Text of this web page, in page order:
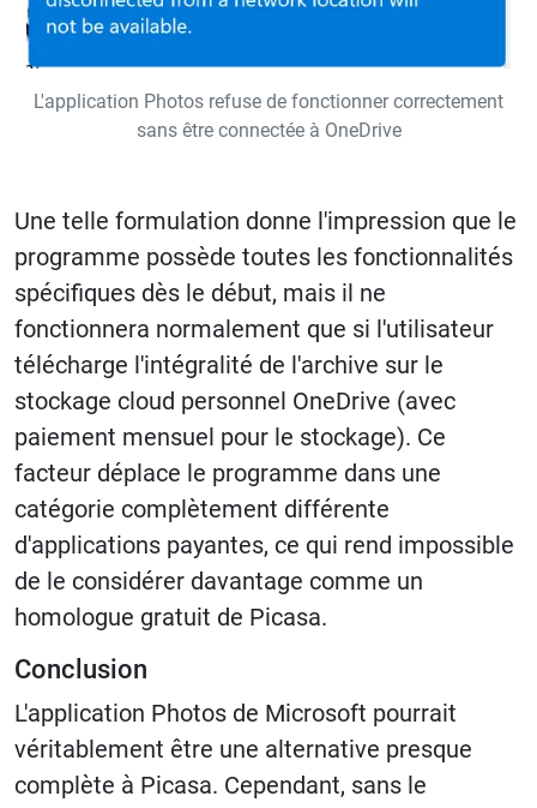
L'application Photos refuse de fonctionner correctement
sans être connectée à OneDrive
Une telle formulation donne l'impression que le
programme possède toutes les fonctionnalités
spécifiques dès le début, mais il ne
fonctionnera normalement que si l'utilisateur
télécharge l'intégralité de l'archive sur le
stockage cloud personnel OneDrive (avec
paiement mensuel pour le stockage). Ce
facteur déplace le programme dans une
catégorie complètement différente
d'applications payantes, ce qui rend impossible
de le considérer davantage comme un
homologue gratuit de Picasa.
Conclusion
L'application Photos de Microsoft pourrait
véritablement être une alternative presque
complète à Picasa. Cependant, sans le